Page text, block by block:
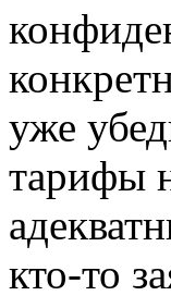
уже
тарифы
кто-то